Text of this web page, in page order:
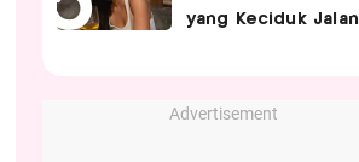
yang Keciduk Jalan
Advertisement